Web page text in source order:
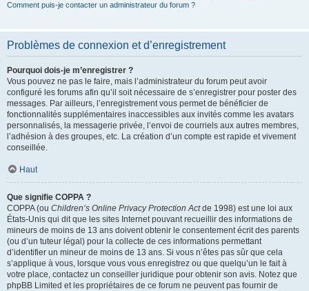
Comment puis-je contacter un administrateur du forum ?
Problèmes de connexion et d’enregistrement
Pourquoi dois-je m’enregistrer ?
Vous pouvez ne pas le faire, mais l’administrateur du forum peut avoir
configuré les forums afin qu’il soit nécessaire de s’enregistrer pour poster des
messages. Par ailleurs, l’enregistrement vous permet de bénéficier de
fonctionnalités supplémentaires inaccessibles aux invités comme les avatars
personnalisés, la messagerie privée, l’envoi de courriels aux autres membres,
l’adhésion à des groupes, etc. La création d’un compte est rapide et vivement
conseillée.
Haut
Que signifie COPPA ?
COPPA (ou Children’s Online Privacy Protection Actde 1998) est une loi aux
États-Unis qui dit que les sites Internet pouvant recueillir des informations de
mineurs de moins de 13 ans doivent obtenir le consentement écrit des parents
(ou d’un tuteur légal) pour la collecte de ces informations permettant
d’identifier un mineur de moins de 13 ans. Si vous n’êtes pas sûr que cela
s’applique à vous, lorsque vous vous enregistrez ou que quelqu’un le fait à
votre place, contactez un conseiller juridique pour obtenir son avis. Notez que
phpBB Limited et les propriétaires de ce forum ne peuvent pas fournir de